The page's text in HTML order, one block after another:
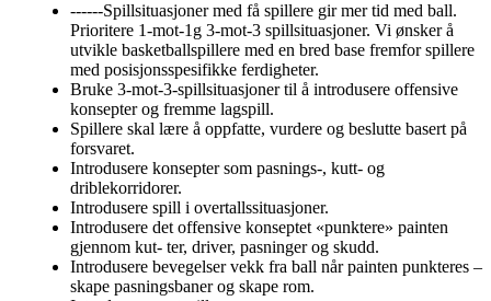
------Spillsituasjoner med få spillere gir mer tid med ball.
Prioritere 1-mot-1g 3-mot-3 spillsituasjoner. Vi ønsker å
utvikle basketballspillere med en bred base fremfor spillere
med posisjonsspesifikke ferdigheter.
Bruke 3-mot-3-spillsituasjoner til å introdusere offensive
konsepter og fremme lagspill.
Spillere skal lære å oppfatte, vurdere og beslutte basert på
forsvaret.
Introdusere konsepter som pasnings-, kutt- og
driblekorridorer.
Introdusere spill i overtallssituasjoner.
Introdusere det offensive konseptet «punktere» painten
gjennom kut- ter, driver, pasninger og skudd.
Introdusere bevegelser vekk fra ball når painten punkteres –
skape pasningsbaner og skape rom.